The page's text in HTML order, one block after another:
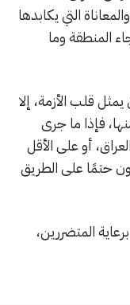
التي يكابدها
المنطقة وما
قلب الأزمة، إلا
فإذا ما جرى
أو على الأقل
حتمًا على الطريق
المتضررين،